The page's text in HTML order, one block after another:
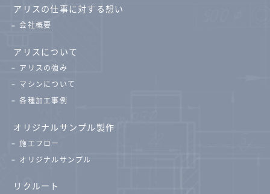
アリスの仕事に対する想い
会社概要
アリスについて
アリスの強み
マシンについて
各種加工事例
オリジナルサンプル製作
施工フロー
オリジナルサンプル
リクルート